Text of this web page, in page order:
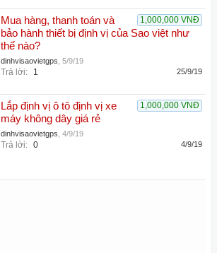
1,000,000 VNĐ
Mua hàng, thanh toán và
bảo hành thiết bị định vị của Sao việt như
thế nào?
dinhvisaovietgps 5/9/19
Trả lời: 1 25/9/19
1,000,000 VNĐ
Lắp định vị ô tô định vị xe
máy không dây giá rẻ
dinhvisaovietgps 4/9/19
Trả lời: 0 4/9/19